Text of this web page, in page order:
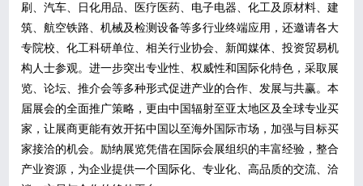
刷、汽车、日化用品、医疗医药、电子电器、化工及原材料、建
筑、航空铁路、机械及检测设备等多行业终端应用，还邀请各大
专院校、化工科研单位、相关行业协会、新闻媒体、投资贸易机
构人士参观。进一步突出专业性、权威性和国际化特色，采取展
览、论坛、推介会等多种形式促进产业的合作、发展与共赢。本
届展会的全面推广策略，更由中国辐射至亚太地区及全球专业买
家，让展商更能有效开拓中国以至海外国际市场，加强与目标买
家接洽的机会。励纳展览凭借在国际会展组织的丰富经验，整合
产业资源，为企业提供一个国际化、专业化、高品质的交流、洽